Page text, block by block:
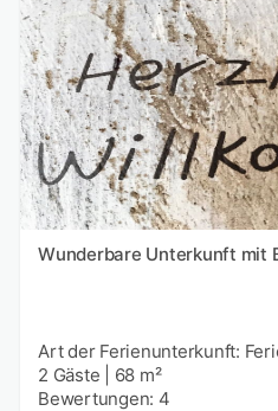
Wunderbare Unterkunft mit
Art der Ferienunterkunft:
2 Gäste
68 m²
Bewertungen: 4